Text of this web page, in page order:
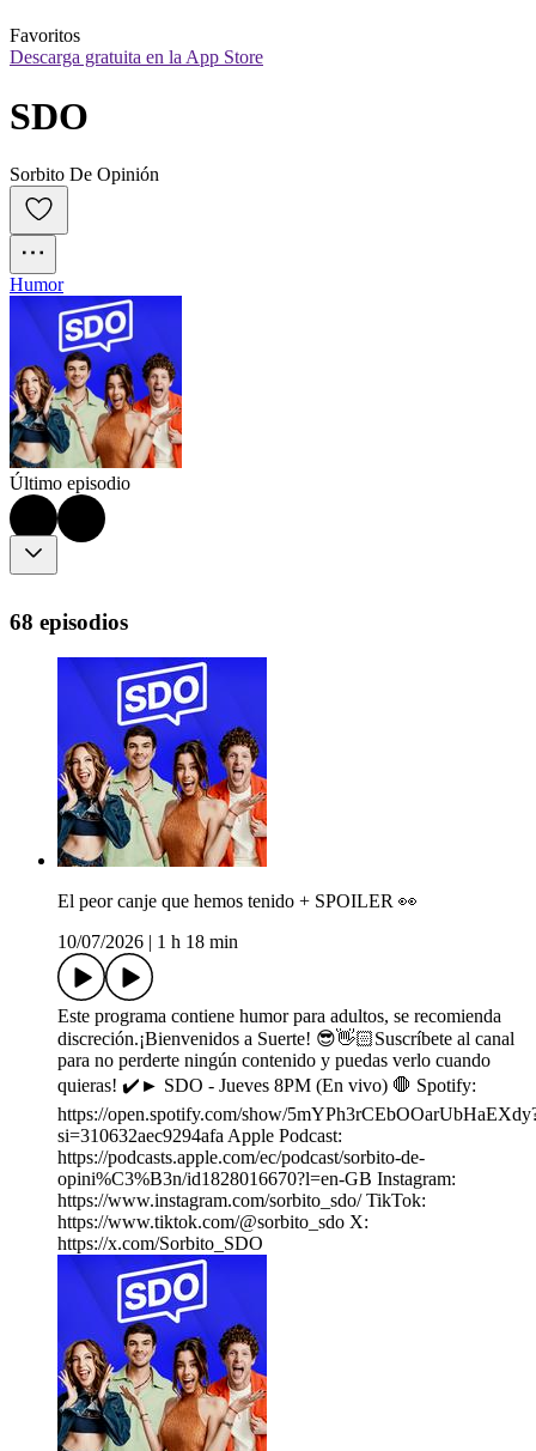
Favoritos
Descarga gratuita en la App Store
SDO
Sorbito De Opinión
Humor
Último episodio
68 episodios
El peor canje que hemos tenido + SPOILER 👀
10/07/2026
1 h 18 min
Este programa contiene humor para adultos, se recomienda
discreción.¡Bienvenidos a Suerte! 😎👋🏻Suscríbete al canal
para no perderte ningún contenido y puedas verlo cuando
quieras! ✔️► SDO - Jueves 8PM (En vivo) 🛑 Spotify:
⁠https://open.spotify.com/show/
si=310632aec9294afa Apple Podcast:
⁠https://podcasts.apple.com/ec/podcast/sorbito-de-
opini%C3%B3n/id1828016670?l=en-GB Instagram:
⁠https://www.instagram.com/sorbito_sdo/ TikTok:
⁠https://www.tiktok.com/@sorbito_sdo X:
⁠https://x.com/Sorbito_SDO